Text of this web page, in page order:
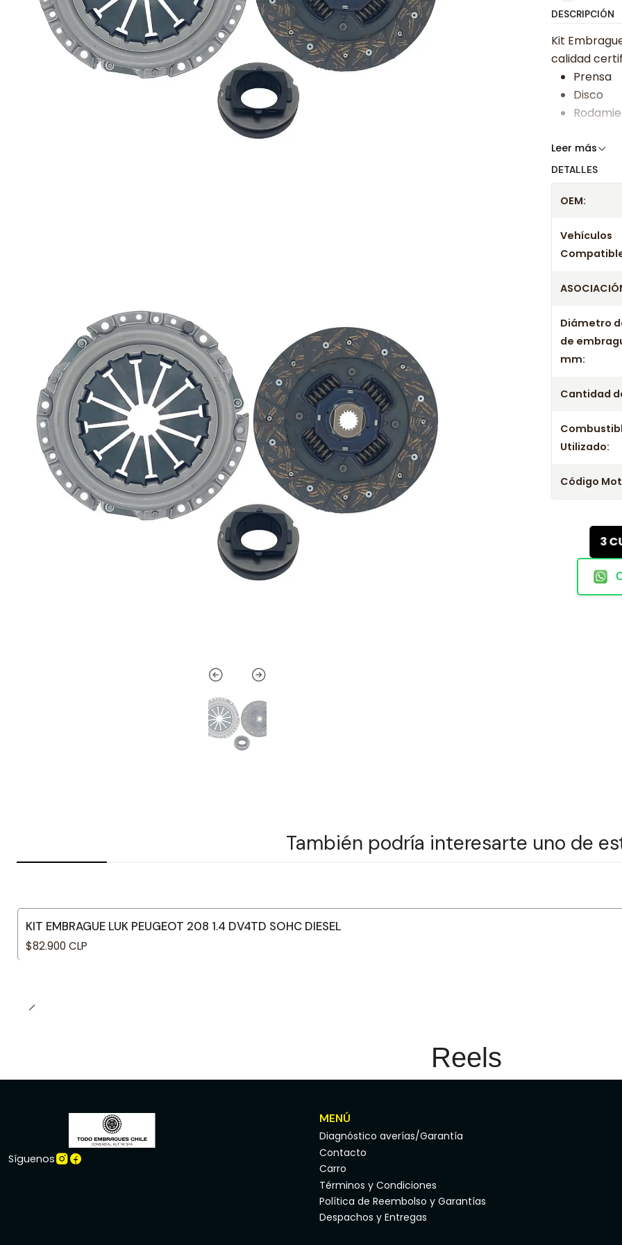
DESCRIPCIÓN
Kit
calidad
Prensa
Disco
Somos
Leer más
DETALLES
OEM:
Vehículos
Diámetro
de
mm:
Cantidad
Utilizado:
Código
3
También podría interesarte uno de
KIT EMBRAGUE LUK PEUGEOT 208 1.4 DV4TD SOHC DIESEL
$82.900 CLP
Reels
Síguenos
MENÚ
Diagnóstico averías/Garantía
Contacto
Carro
Términos y Condiciones
Política de Reembolso y Garantías
Despachos y Entregas